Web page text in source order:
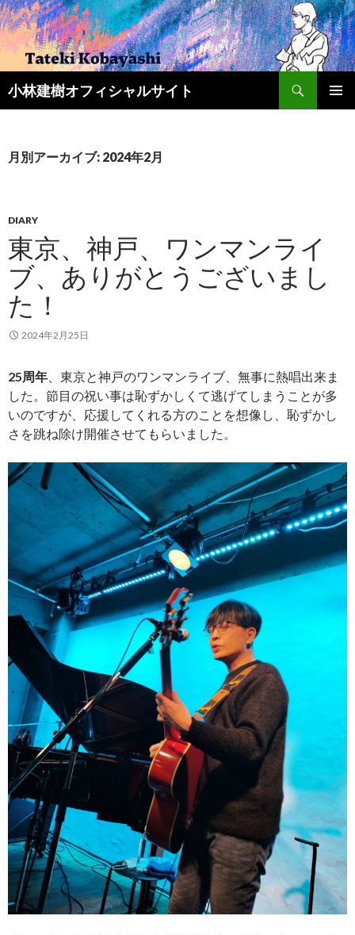
小林建樹オフィシャルサイト
索
ン
キ
ッ
プ
月別アーカイブ: 2024年2月
DIARY
東京、神戸、ワンマンライ
ブ、ありがとうございまし
た！
2024年2月25日
25周年 、東京と神戸のワンマンライブ、無事に熱唱出来ま
した。節目の祝い事は恥ずかしくて逃げてしまうことが多
いのですが、応援してくれる方のことを想像し、恥ずかし
さを跳ね除け開催させてもらいました。